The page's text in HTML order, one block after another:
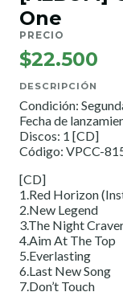
One
PRECIO
$22.500
DESCRIPCIÓN
Condición:
Fecha de
Discos: 1 [CD]
Código: VPCC-
[CD]
1.Red Horizon
2.New Legend
3.The Night
4.Aim At The Top
5.Everlasting
6.Last New Song
7.Don’t Touch